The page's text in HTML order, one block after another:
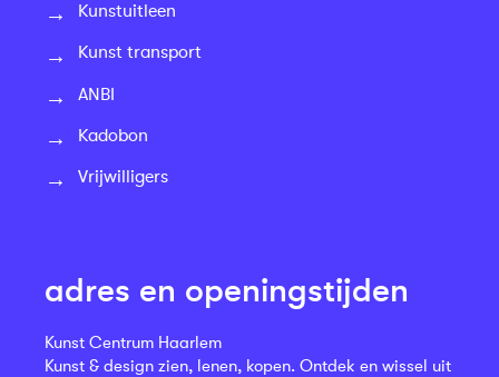
Kunstuitleen
Kunst transport
ANBI
Kadobon
Vrijwilligers
adres en openingstijden
Kunst Centrum Haarlem
Kunst & design zien, lenen, kopen. Ontdek en wissel uit